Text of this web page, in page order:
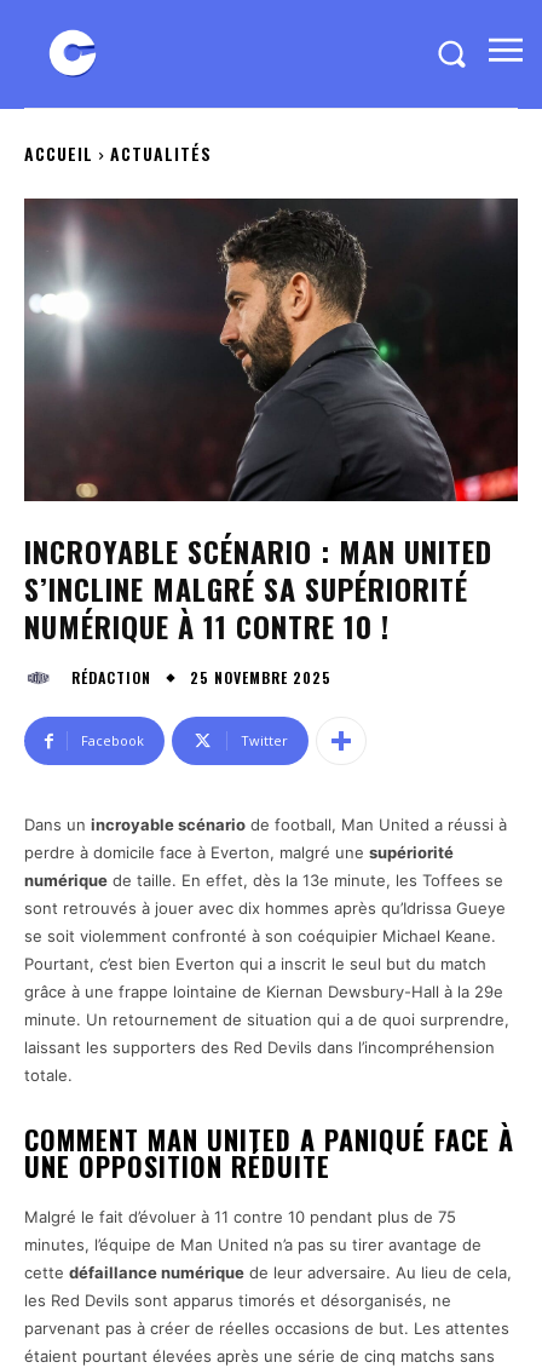
ACCUEIL ACTUALITÉS
INCROYABLE SCÉNARIO : MAN UNITED
S’INCLINE MALGRÉ SA SUPÉRIORITÉ
NUMÉRIQUE À 11 CONTRE 10 !
RÉDACTION 25 NOVEMBRE 2025
Facebook Twitter
Dans un incroyable scénario de football, Man United a réussi à
perdre à domicile face à Everton, malgré une supériorité
numérique de taille. En effet, dès la 13e minute, les Toffees se
sont retrouvés à jouer avec dix hommes après qu’Idrissa Gueye
se soit violemment confronté à son coéquipier Michael Keane.
Pourtant, c’est bien Everton qui a inscrit le seul but du match
grâce à une frappe lointaine de Kiernan Dewsbury-Hall à la 29e
minute. Un retournement de situation qui a de quoi surprendre,
laissant les supporters des Red Devils dans l’incompréhension
totale.
COMMENT MAN UNITED A PANIQUÉ FACE À
UNE OPPOSITION RÉDUITE
Malgré le fait d’évoluer à 11 contre 10 pendant plus de 75
minutes, l’équipe de Man United n’a pas su tirer avantage de
cette défaillance numérique de leur adversaire. Au lieu de cela,
les Red Devils sont apparus timorés et désorganisés, ne
parvenant pas à créer de réelles occasions de but. Les attentes
étaient pourtant élevées après une série de cinq matchs sans